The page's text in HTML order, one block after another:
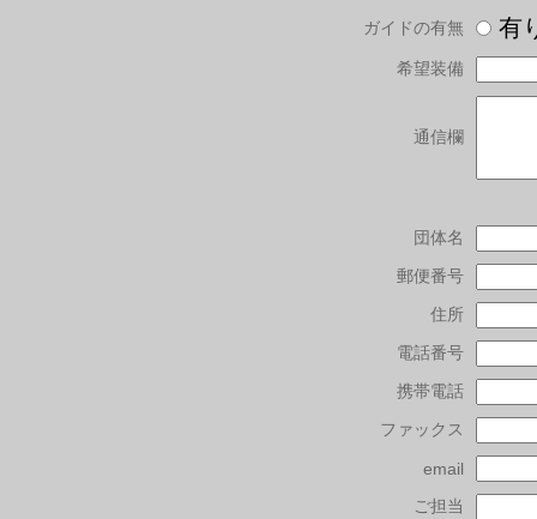
ガイドの有無
希望装備
通信欄
団体名
郵便番号
住所
電話番号
携帯電話
ファックス
email
ご担当